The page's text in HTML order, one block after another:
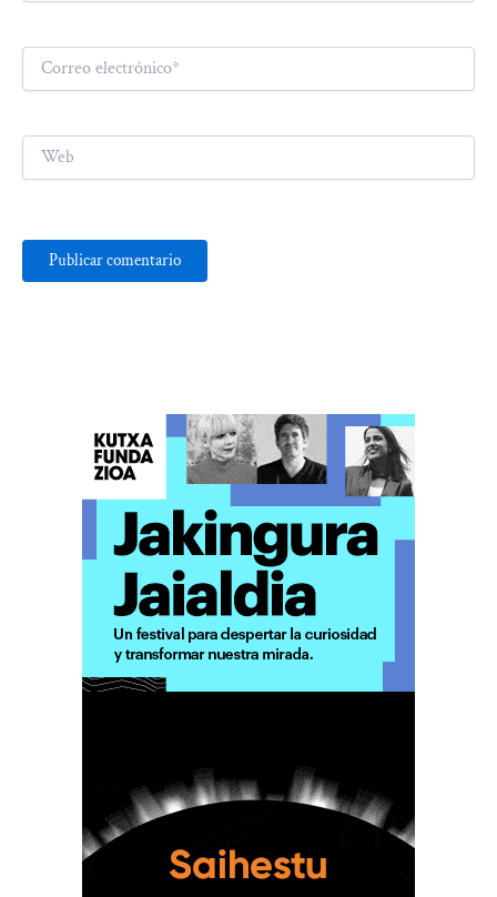
Correo
electrónico*
Web